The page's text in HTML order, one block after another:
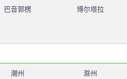
巴音郭楞 博尔塔拉
潮州 滁州